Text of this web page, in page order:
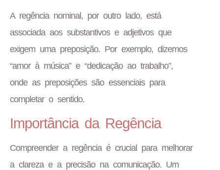
A regência nominal, por outro lado, está
associada aos substantivos e adjetivos que
exigem uma preposição. Por exemplo, dizemos
“amor à música” e “dedicação ao trabalho”,
onde as preposições são essenciais para
completar o sentido.
Importância da Regência
Compreender a regência é crucial para melhorar
a clareza e a precisão na comunicação. Um